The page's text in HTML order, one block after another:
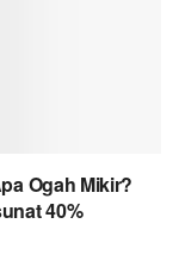
Ogah Mikir?
40%